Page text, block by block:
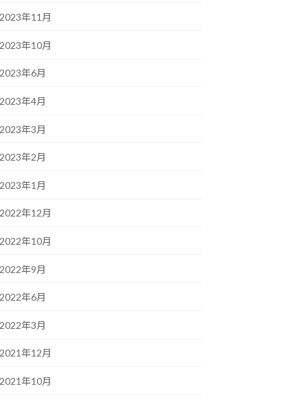
2023年11月
2023年10月
2023年6月
2023年4月
2023年3月
2023年2月
2023年1月
2022年12月
2022年10月
2022年9月
2022年6月
2022年3月
2021年12月
2021年10月